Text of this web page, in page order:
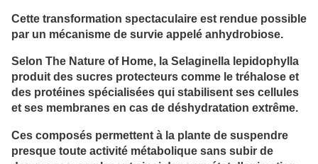
Cette transformation spectaculaire est rendue possible
par un mécanisme de survie appelé anhydrobiose.
Selon The Nature of Home, la Selaginella lepidophylla
produit des sucres protecteurs comme le tréhalose et
des protéines spécialisées qui stabilisent ses cellules
et ses membranes en cas de déshydratation extrême.
Ces composés permettent à la plante de suspendre
presque toute activité métabolique sans subir de